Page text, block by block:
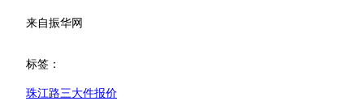
来自振华网
标签：
珠江路三大件报价